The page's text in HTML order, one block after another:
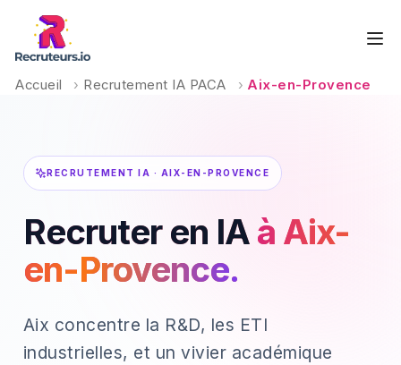
Accueil › Recrutement IA PACA › Aix-en-Provence
RECRUTEMENT IA · AIX-EN-PROVENCE
Recruter en IAà Aix-
en-Provence.
Aix concentre la R&D, les ETI
industrielles, et un vivier académique